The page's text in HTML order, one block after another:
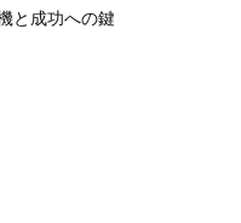
と成功への鍵